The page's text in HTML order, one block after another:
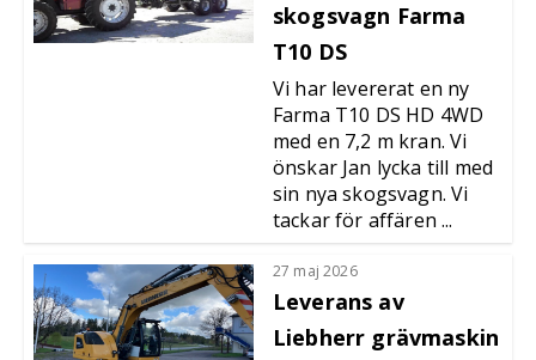
skogsvagn Farma
T10 DS
Vi har levererat en ny
Farma T10 DS HD 4WD
med en 7,2 m kran. Vi
önskar Jan lycka till med
sin nya skogsvagn. Vi
tackar för affären ...
27 maj 2026
Leverans av
Liebherr grävmaskin